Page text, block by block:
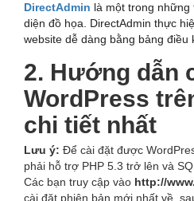
DirectAdmin là một trong
diện đồ họa. DirectAdmin thực
website dễ dàng bằng bảng điều
2. Hướng dẫn
WordPress
chi tiết nhất
Lưu ý: Để cài đặt được
phải hỗ trợ PHP 5.3 trở lên và
Các bạn truy cập vào http://
cài đặt phiên bản mới nhất về,